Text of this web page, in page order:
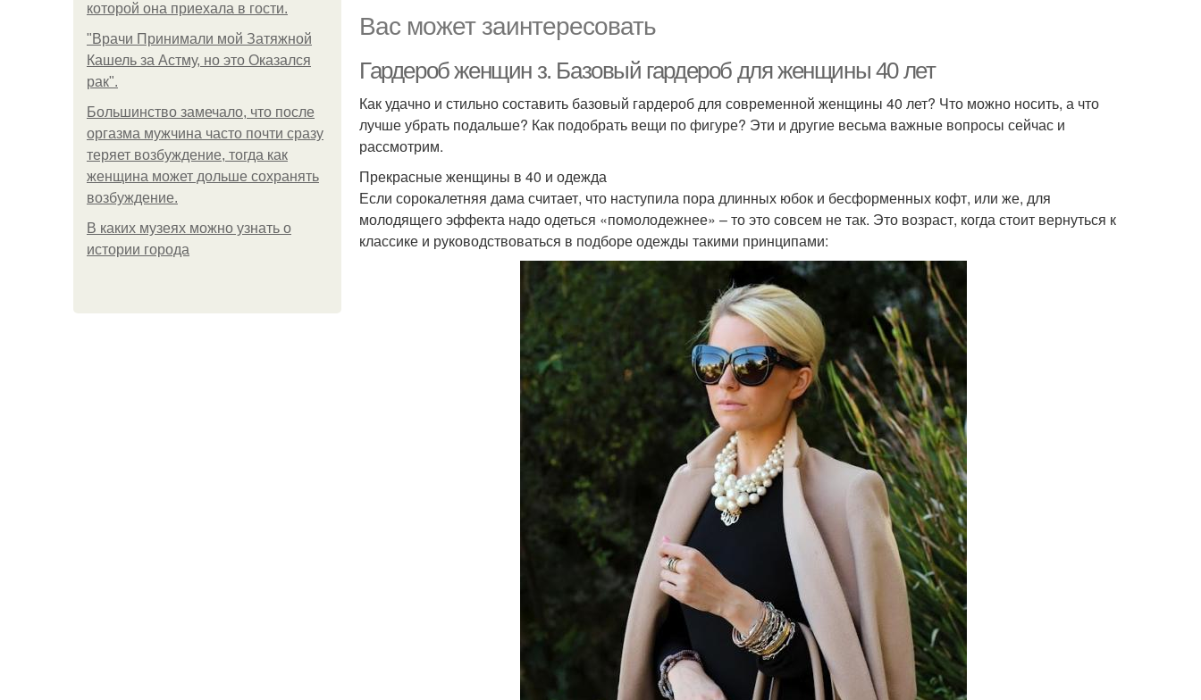
которой она приехала в гости.
"Врачи Принимали мой Затяжной
Кашель за Астму, но это Оказался
рак".
Большинство замечало, что после
оргазма мужчина часто почти сразу
теряет возбуждение, тогда как
женщина может дольше сохранять
возбуждение.
В каких музеях можно узнать о
истории города
Вас может заинтересовать
Гардероб женщин з. Базовый гардероб для женщины 40 лет
Как удачно и стильно составить базовый гардероб для современной женщины 40 лет? Что можно носить, а что
лучше убрать подальше? Как подобрать вещи по фигуре? Эти и другие весьма важные вопросы сейчас и
рассмотрим.
Прекрасные женщины в 40 и одежда
Если сорокалетняя дама считает, что наступила пора длинных юбок и бесформенных кофт, или же, для
молодящего эффекта надо одеться «помолодежнее» – то это совсем не так. Это возраст, когда стоит вернуться к
классике и руководствоваться в подборе одежды такими принципами: